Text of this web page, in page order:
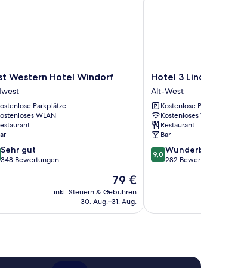
Western Hotel Windorf
Parkplätze
WLAN
Sehr gut
348 Bewertungen
Der
Preis
beträgt
79 €
inkl. Steuern & Gebühren
30. Aug.–31. Aug.
Hotel
3
Linden
Alt-
West
Hotel 3 Linden
Alt-West
Kostenlose Parkplätze
Kostenloses WLAN
Restaurant
Bar
9.0
von
9,0 Wunderbar
282 Bewertungen